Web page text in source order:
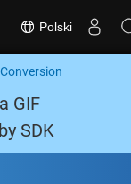
Polski
Conversion
GIF
SDK